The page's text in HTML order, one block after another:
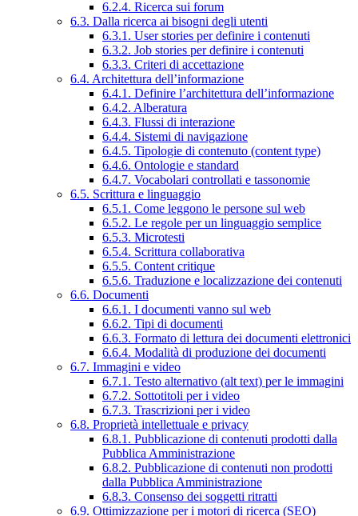
6.2.4. Ricerca sui forum
6.3. Dalla ricerca ai bisogni degli utenti
6.3.1. User stories per definire i contenuti
6.3.2. Job stories per definire i contenuti
6.3.3. Criteri di accettazione
6.4. Architettura dell’informazione
6.4.1. Definire l’architettura dell’informazione
6.4.2. Alberatura
6.4.3. Flussi di interazione
6.4.4. Sistemi di navigazione
6.4.5. Tipologie di contenuto (content type)
6.4.6. Ontologie e standard
6.4.7. Vocabolari controllati e tassonomie
6.5. Scrittura e linguaggio
6.5.1. Come leggono le persone sul web
6.5.2. Le regole per un linguaggio semplice
6.5.3. Microtesti
6.5.4. Scrittura collaborativa
6.5.5. Content critique
6.5.6. Traduzione e localizzazione dei contenuti
6.6. Documenti
6.6.1. I documenti vanno sul web
6.6.2. Tipi di documenti
6.6.3. Formato di lettura dei documenti elettronici
6.6.4. Modalità di produzione dei documenti
6.7. Immagini e video
6.7.1. Testo alternativo (alt text) per le immagini
6.7.2. Sottotitoli per i video
6.7.3. Trascrizioni per i video
6.8. Proprietà intellettuale e privacy
6.8.1. Pubblicazione di contenuti prodotti dalla
Pubblica Amministrazione
6.8.2. Pubblicazione di contenuti non prodotti
dalla Pubblica Amministrazione
6.8.3. Consenso dei soggetti ritratti
6.9. Ottimizzazione per i motori di ricerca (SEO)